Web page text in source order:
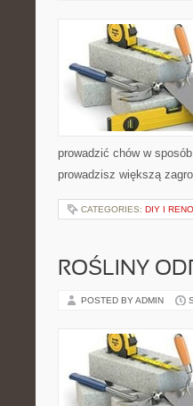
prowadzić chów w
prowadzisz większą
CATEGORIES: DIY I
ROŚLINY
POSTED BY ADMIN